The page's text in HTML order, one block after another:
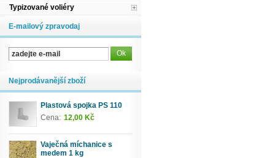
Typizované voliéry
E-mailový zpravodaj
Nejprodávanější zboží
Plastová spojka PS 110
Cena: 12,00 Kč
Vaječná míchanice s
medem 1 kg